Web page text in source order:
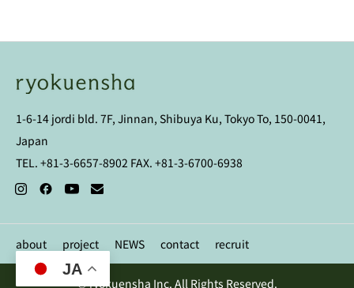
1-6-14 jordi bld. 7F, Jinnan, Shibuya Ku, Tokyo To, 150-0041,
Japan
TEL. +81-3-6657-8902 FAX. +81-3-6700-6938
about project NEWS contact recruit
© ryokuensha Inc. All Rights Reserved.
JA